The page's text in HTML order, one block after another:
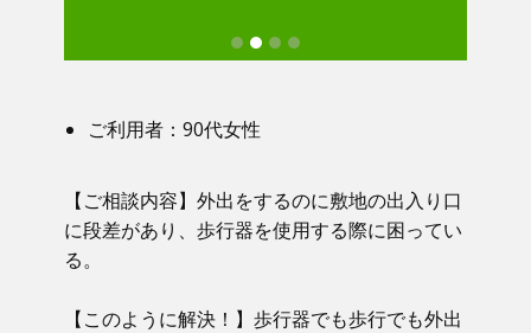
ご利用者：​90代女性
【ご相談内容】​​ 外出をするのに敷地の出入り口
に段差があり、歩行器を使用する際に困ってい
る。
【このように解決！】​​ 歩行器でも歩行でも外出